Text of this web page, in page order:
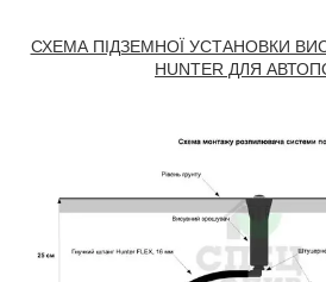
СХЕМА ПІДЗЕМНОЇ УСТАНОВКИ
HUNTER ДЛЯ